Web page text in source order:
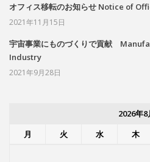
オフィス移転のお知らせ Notice of
2021年11月15日
宇宙事業にものづくりで貢献
Industry
2021年9月28日
2026年8
月
火 水 木